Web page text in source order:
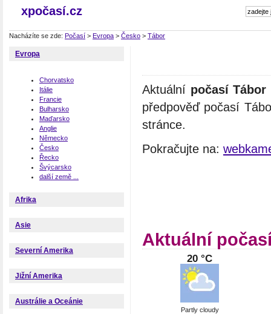
xpočasí.cz
Nacházíte se zde: Počasí > Evropa > Česko > Tábor
Evropa
Chorvatsko
Itálie
Francie
Bulharsko
Maďarsko
Anglie
Německo
Česko
Řecko
Švýcarsko
další země ...
Afrika
Asie
Severní Amerika
Jižní Amerika
Austrálie a Oceánie
Aktuální počasí Tábor
předpověď počasí
stránce.
Pokračujte na:
Aktuální
20 °C
Partly cloudy